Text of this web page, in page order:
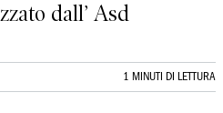
dall’ Asd
1 MINUTI DI LETTURA